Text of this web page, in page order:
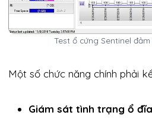
Test ổ cứng Sentinel
Một số chức năng chính phải
Giám sát tình trạng ổ